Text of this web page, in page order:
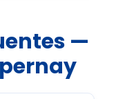
—